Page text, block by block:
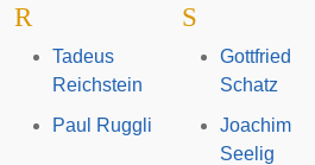
R
Tadeus
Reichstein
Paul Ruggli
S
Gottfried
Schatz
Joachim
Seelig